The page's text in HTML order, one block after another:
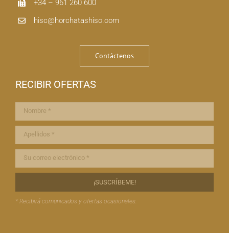
+34 – 961 260 600
hisc@horchatashisc.com
Contáctenos
RECIBIR OFERTAS
* Recibirá comunicados y ofertas ocasionales.